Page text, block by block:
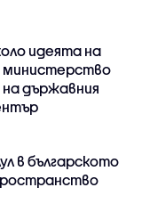
идеята на
министерство
държавния
в българското